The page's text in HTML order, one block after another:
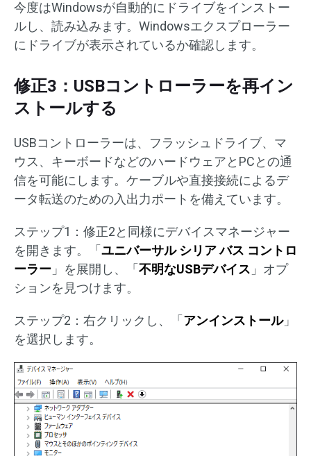
今度はWindowsが自動的にドライブをインストー
ルし、読み込みます。Windowsエクスプローラー
にドライブが表示されているか確認します。
修正3：USBコントローラーを再イン
ストールする
USBコントローラーは、フラッシュドライブ、マ
ウス、キーボードなどのハードウェアとPCとの通
信を可能にします。ケーブルや直接接続によるデ
ータ転送のための入出力ポートを備えています。
ステップ1：修正2と同様にデバイスマネージャー
を開きます。「 ユニバーサル シリア バス コントロ
ーラー 」を展開し、「 不明なUSBデバイス 」オプ
ションを見つけます。
ステップ2：右クリックし、「 アンインストール」
を選択します。